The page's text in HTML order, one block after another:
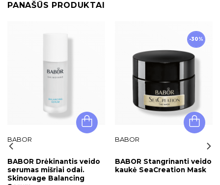
PANAŠŪS PRODUKTAI
BABOR
BABOR Drėkinantis veido
serumas mišriai odai.
Skinovage Balancing
-30%
BABOR
BABOR Stangrinanti veido
kaukė SeaCreation Mask